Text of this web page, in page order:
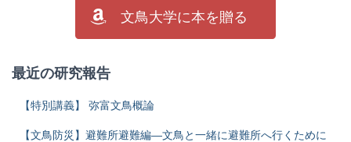
文鳥大学に本を贈る
最近の研究報告
【特別講義】 弥富文鳥概論
【文鳥防災】避難所避難編―文鳥と一緒に避難所へ行くために